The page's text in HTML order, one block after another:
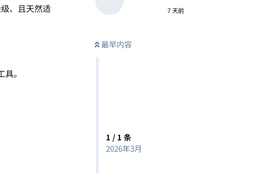
7 天前
最早内容
1 / 1 条
2026年3月
、且天然适
。